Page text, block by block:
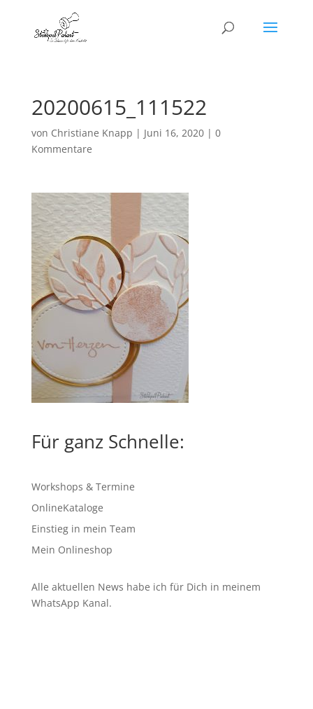
20200615_111522
von Christiane Knapp | Juni 16, 2020| 0
Kommentare
Für ganz Schnelle:
Workshops & Termine
OnlineKataloge
Einstieg in mein Team
Mein Onlineshop
Alle aktuellen News habe ich für Dich in meinem
WhatsApp Kanal.